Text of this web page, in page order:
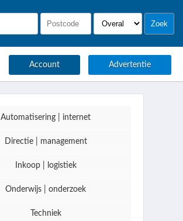
Account Advertentie
Automatisering | internet
Directie | management
Inkoop | logistiek
Onderwijs | onderzoek
Techniek